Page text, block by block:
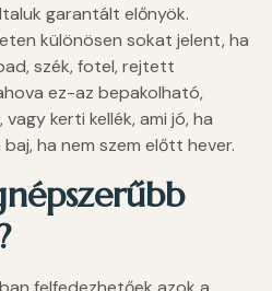
garantált előnyök.
különösen sokat jelent, ha
szék, fotel, rejtett
ez-az bepakolható,
kerti kellék, ami jó, ha
ha nem szem előtt hever.